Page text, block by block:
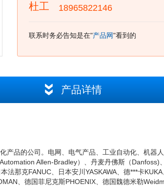
杜工 18965822146
联系时务必告知是在"产品网"看到的
产品详情
产品的公司。电网、电气产品、工业自动化、机器
Allen-Bradley）、丹麦丹佛斯（
法那克FANUC、日本安川YASKAWA、德***卡
、德国菲尼克斯PHOENIX、德国魏德米勒